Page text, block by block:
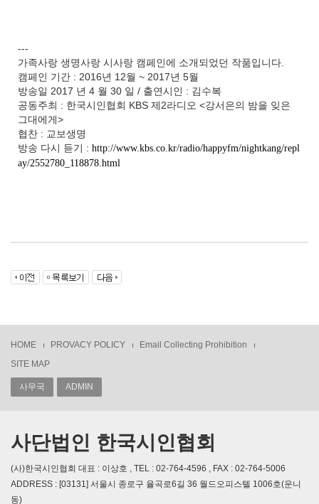
---
가족사랑 생명사랑 시사랑 캠페인에 소개되었던 작품입니다.
캠페인 기간 : 2016년 12월 ~ 2017년 5월
방송일 2017 년 4 월 30 일 / 출연시인 : 김수복
공동주최 : 한국시인협회 KBS 제2라디오 <강서은의 밤을 잊은
그대에게>
협찬 : 교보생명
방송 다시 듣기 : http://www.kbs.co.kr/radio/happyfm/nightkang/repl
ay/2552780_118878.html
HOME PROVACY POLICY
Email Collecting Prohibition
SITE MAP
사무국 ADMIN
사단법인 한국시인협회
(사)한국시인협회 대표 : 이상호 , TEL : 02-764-4596 , FAX : 02-764-5006
ADDRESS : [03131] 서울시 종로구 율곡로6길 36 월드오피스텔 1006호(운니
동)